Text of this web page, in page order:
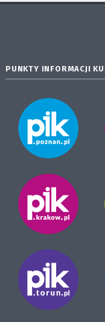
PUNKTY INFORMACJI